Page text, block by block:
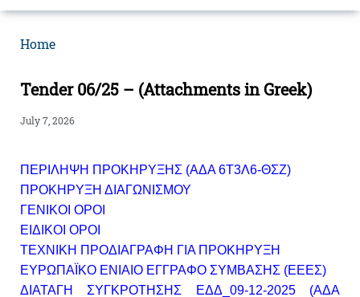
Home
Tender 06/25 – (Attachments in Greek)
July 7, 2026
ΠΕΡΙΛΗΨΗ ΠΡΟΚΗΡΥΞΗΣ (ΑΔΑ 6Τ3Λ6-ΘΣΖ)
ΠΡΟΚΗΡΥΞΗ ΔΙΑΓΩΝΙΣΜΟΥ
ΓΕΝΙΚΟΙ ΟΡΟΙ
ΕΙΔΙΚΟΙ ΟΡΟΙ
ΤΕΧΝΙΚΗ ΠΡΟΔΙΑΓΡΑΦΗ ΓΙΑ ΠΡΟΚΗΡΥΞΗ
ΕΥΡΩΠΑΪΚΟ ΕΝΙΑΙΟ ΕΓΓΡΑΦΟ ΣΥΜΒΑΣΗΣ (ΕΕΕΣ)
ΔΙΑΤΑΓΗ ΣΥΓΚΡΟΤΗΣΗΣ ΕΔΔ_09-12-2025 (ΑΔΑ